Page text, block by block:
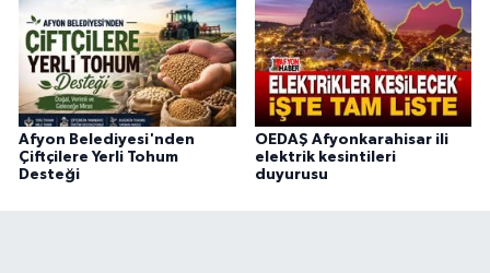
Afyon Belediyesi'nden
Çiftçilere Yerli Tohum
Desteği
OEDAŞ Afyonkarahisar ili
elektrik kesintileri
duyurusu